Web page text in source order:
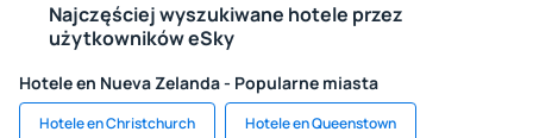
Najczęściej wyszukiwane hotele przez
użytkowników eSky
Hotele en Nueva Zelanda - Popularne miasta
Hotele en Christchurch Hotele en Queenstown